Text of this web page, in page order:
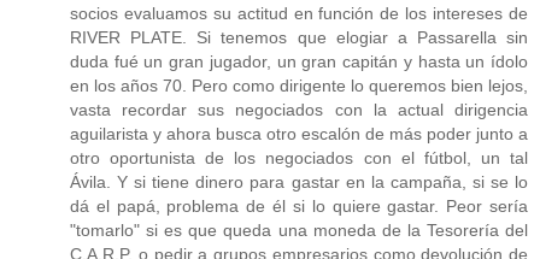
socios evaluamos su actitud en función de los intereses de
RIVER PLATE. Si tenemos que elogiar a Passarella sin
duda fué un gran jugador, un gran capitán y hasta un ídolo
en los años 70. Pero como dirigente lo queremos bien lejos,
vasta recordar sus negociados con la actual dirigencia
aguilarista y ahora busca otro escalón de más poder junto a
otro oportunista de los negociados con el fútbol, un tal
Ávila. Y si tiene dinero para gastar en la campaña, si se lo
dá el papá, problema de él si lo quiere gastar. Peor sería
"tomarlo" si es que queda una moneda de la Tesorería del
C.A.R.P. o pedir a grupos empresarios como devolución de